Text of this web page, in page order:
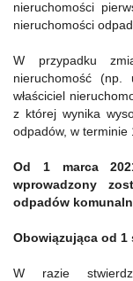
nieruchomości
nieruchomości
W przypadku
nieruchomość (np.
właściciel
z której wynika
odpadów, w terminie
Od 1 marca
wprowadzony
odpadów
Obowiązująca od 1
W razie